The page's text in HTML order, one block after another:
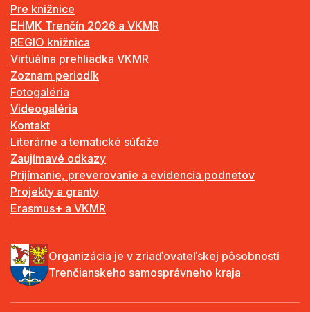
Pre knižnice
EHMK Trenčín 2026 a VKMR
REGIO knižnica
Virtuálna prehliadka VKMR
Zoznam periodík
Fotogaléria
Videogaléria
Kontakt
Literárne a tematické súťaže
Zaujímavé odkazy
Prijímanie, preverovanie a evidencia podnetov
Projekty a granty
Erasmus+ a VKMR
Organizácia je v zriaďovateľskej pôsobnosti
Trenčianskeho samosprávneho kraja